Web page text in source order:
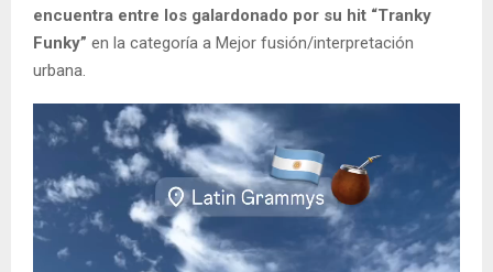
encuentra entre los galardonado por su hit “Tranky
Funky” en la categoría a Mejor fusión/interpretación
urbana.